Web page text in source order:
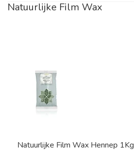
Natuurlijke Film Wax
Natuurlijke Film Wax Hennep 1Kg